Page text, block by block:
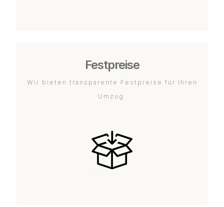
Festpreise
Wir bieten transparente Festpreise für Ihren
Umzug.